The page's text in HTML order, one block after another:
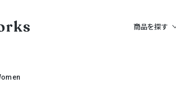
商品を探す